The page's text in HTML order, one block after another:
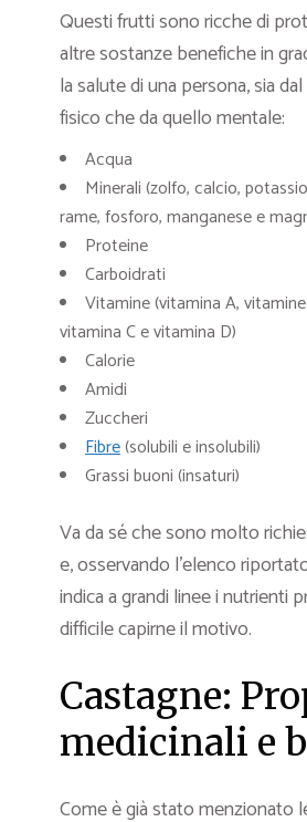
Questi frutti sono ricche di
altre sostanze benefiche in
la salute di una persona, sia
fisico che da quello mentale:
Acqua
Minerali (zolfo, calcio,
rame, fosforo, manganese e
Proteine
Carboidrati
Vitamine (vitamina A,
vitamina C e vitamina D)
Calorie
Amidi
Zuccheri
Fibre(solubili e insolubili)
Grassi buoni (insaturi)
Va da sé che sono molto
e, osservando l’elenco
indica a grandi linee i nutrienti
difficile capirne il motivo.
Castagne:
medicinali e
Come è già stato menzionato